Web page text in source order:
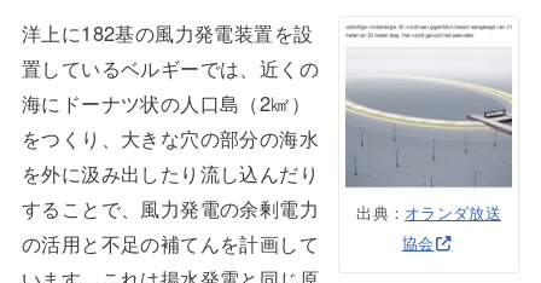
出典： オランダ放送
協会
洋上に182基の風力発電装置を設
置しているベルギーでは、近くの
海にドーナツ状の人口島（2㎢）
をつくり、大きな穴の部分の海水
を外に汲み出したり流し込んだり
することで、風力発電の余剰電力
の活用と不足の補てんを計画して